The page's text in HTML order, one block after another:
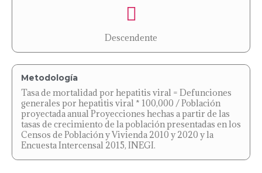
Descendente
Metodología
Tasa de mortalidad por hepatitis viral = Defunciones
generales por hepatitis viral * 100,000 / Población
proyectada anual Proyecciones hechas a partir de las
tasas de crecimiento de la población presentadas en los
Censos de Población y Vivienda 2010 y 2020 y la
Encuesta Intercensal 2015, INEGI.